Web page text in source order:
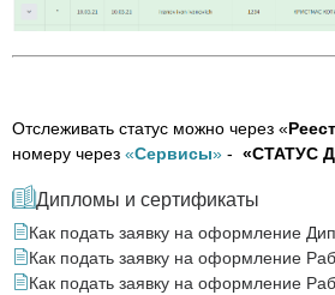
Отслеживать статус можно через «
номеру через «Сервисы» - «СТАТУС
Дипломы и сертификаты
Как подать заявку на оформление
Как подать заявку на оформление
Как подать заявку на оформление